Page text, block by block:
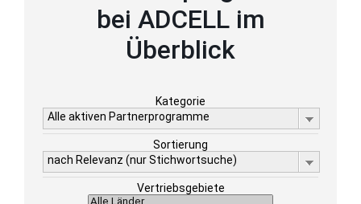
bei ADCELL im
Überblick
Kategorie
Alle aktiven Partnerprogramme
Sortierung
nach Relevanz (nur Stichwortsuche)
Vertriebsgebiete